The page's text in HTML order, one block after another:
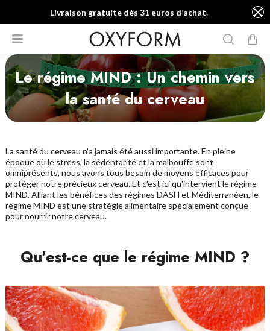
Livraison gratuite dès 31 euros d’achat.
Le régime MIND : Un chemin vers
la santé du cerveau
La santé du cerveau n'a jamais été aussi importante. En pleine
époque où le stress, la sédentarité et la malbouffe sont
omniprésents, nous avons tous besoin de moyens efficaces pour
protéger notre précieux cerveau. Et c'est ici qu'intervient le régime
MIND. Alliant les bénéfices des régimes DASH et Méditerranéen, le
régime MIND est une stratégie alimentaire spécialement conçue
pour nourrir notre cerveau.
Qu'est-ce que le régime MIND ?